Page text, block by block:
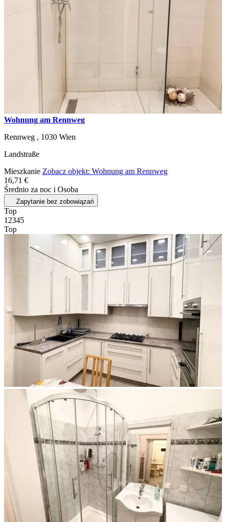
Wohnung am Rennweg
Rennweg , 1030 Wien
Landstraße
Mieszkanie Zobacz objekt: Wohnung am Rennweg
16,71 €
Średnio za noc i Osoba
Zapytanie bez zobowiązań
Top
12345
Top